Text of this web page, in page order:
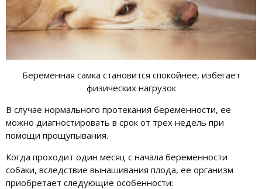
Беременная самка становится спокойнее, избегает
физических нагрузок
В случае нормального протекания беременности, ее
можно диагностировать в срок от трех недель при
помощи прощупывания.
Когда проходит один месяц с начала беременности
собаки, вследствие вынашивания плода, ее организм
приобретает следующие особенности: